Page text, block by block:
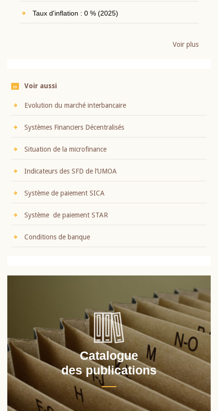
Taux d'inflation : 0 % (2025)
Voir plus
Voir aussi
Evolution du marché interbancaire
Systèmes Financiers Décentralisés
Situation de la microfinance
Indicateurs des SFD de l’UMOA
Système de paiement SICA
Système de paiement STAR
Conditions de banque
Catalogue
des publications